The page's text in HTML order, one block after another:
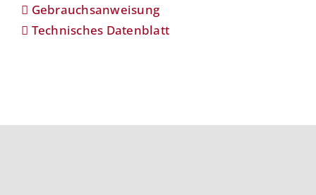
Gebrauchsanweisung
Technisches Datenblatt